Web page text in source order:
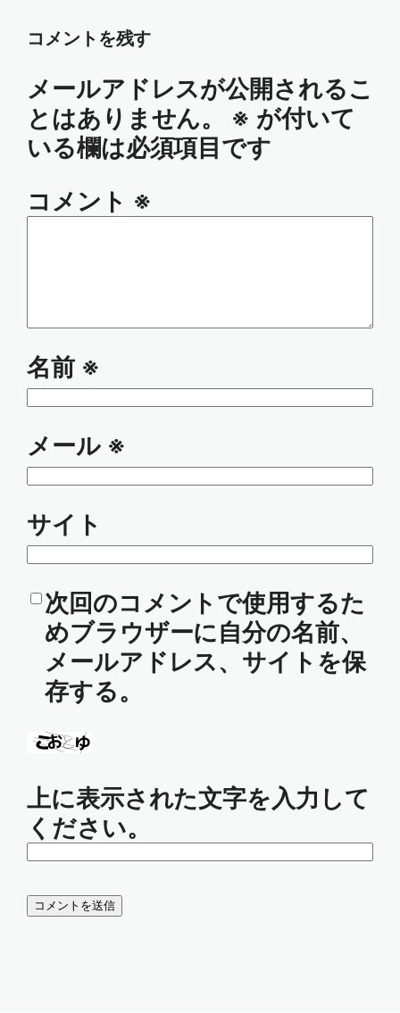
コメントを残す
メールアドレスが公開されるこ
とはありません。
※ が付いて
いる欄は必須項目です
コメント ※
名前 ※
メール ※
サイト
次回のコメントで使用するた
めブラウザーに自分の名前、
メールアドレス、サイトを保
存する。
上に表示された文字を入力して
ください。